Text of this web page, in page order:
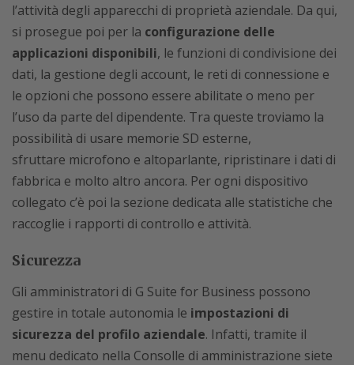
l’attività degli apparecchi di proprietà aziendale. Da qui,
si prosegue poi per la configurazione delle
applicazioni disponibili, le funzioni di condivisione dei
dati, la gestione degli account, le reti di connessione e
le opzioni che possono essere abilitate o meno per
l’uso da parte del dipendente. Tra queste troviamo la
possibilità di usare memorie SD esterne,
sfruttare microfono e altoparlante, ripristinare i dati di
fabbrica e molto altro ancora. Per ogni dispositivo
collegato c’è poi la sezione dedicata alle statistiche che
raccoglie i rapporti di controllo e attività.
Sicurezza
Gli amministratori di G Suite for Business possono
gestire in totale autonomia le impostazioni di
sicurezza del profilo aziendale. Infatti, tramite il
menu dedicato nella Consolle di amministrazione siete